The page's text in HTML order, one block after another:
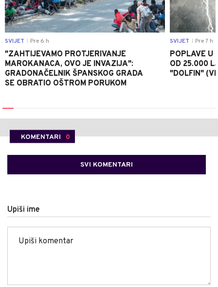
SVIJET Pre 6 h
"ZAHTIJEVAMO PROTJERIVANJE
MAROKANACA, OVO JE INVAZIJA":
GRADONAČELNIK ŠPANSKOG GRADA
SE OBRATIO OŠTROM PORUKOM
SVIJET Pre 7 h
POPLAVE U
OD 25.000
"DOLFIN"
KOMENTARI 0
SVI KOMENTARI
Upiši ime